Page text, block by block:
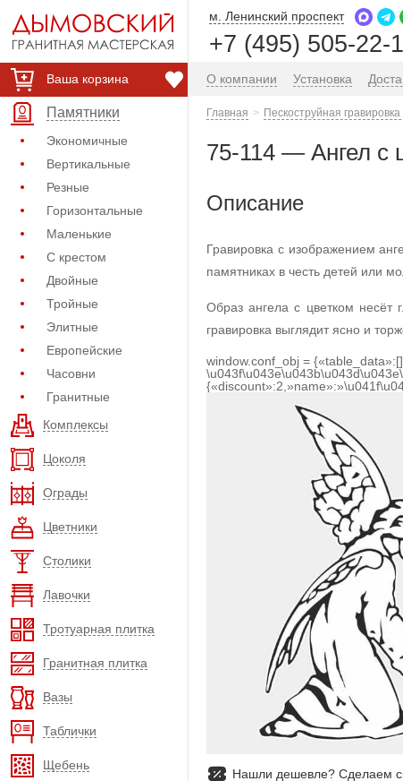
Ваша корзина
Памятники
Экономичные
Вертикальные
Резные
Горизонтальные
Маленькие
С крестом
Двойные
Тройные
Элитные
Европейские
Часовни
Гранитные
Комплексы
Цоколя
Ограды
Цветники
Столики
Лавочки
Тротуарная плитка
Гранитная плитка
Вазы
Таблички
Щебень
м. Ленинский проспект
+7 (495) 505-22-
О компании Установка
Главная Пескоструйная
75-114 — Ангел с
Описание
Гравировка с изображением
памятниках в честь детей или
Образ ангела с цветком несёт
гравировка выглядит ясно и
window.conf_obj =
Нашли дешевле? Сделаем